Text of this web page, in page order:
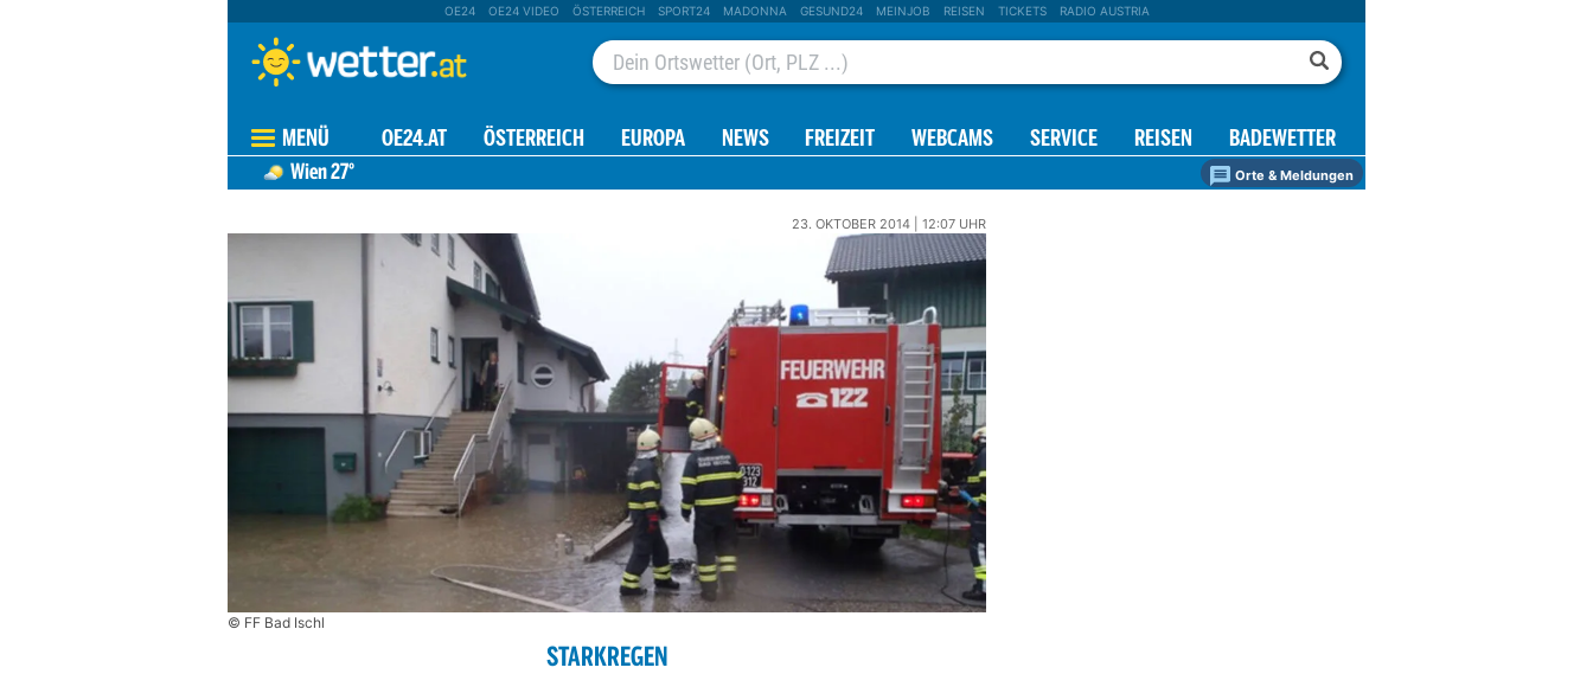
OE24 OE24 VIDEO ÖSTERREICH SPORT24 MADONNA GESUND24 MEINJOB REISEN TICKETS RADIO AUSTRIA
MENÜ OE24.AT ÖSTERREICH EUROPA NEWS FREIZEIT WEBCAMS SERVICE REISEN BADEWETTER
Wien27° Orte & Meldungen
23. OKTOBER 2014 | 12:07 UHR
© FF Bad Ischl
STARKREGEN